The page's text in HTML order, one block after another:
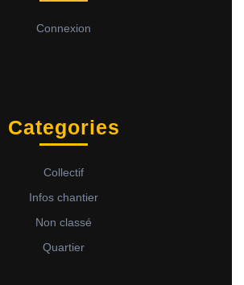
Connexion
Categories
Collectif
Infos chantier
Non classé
Quartier